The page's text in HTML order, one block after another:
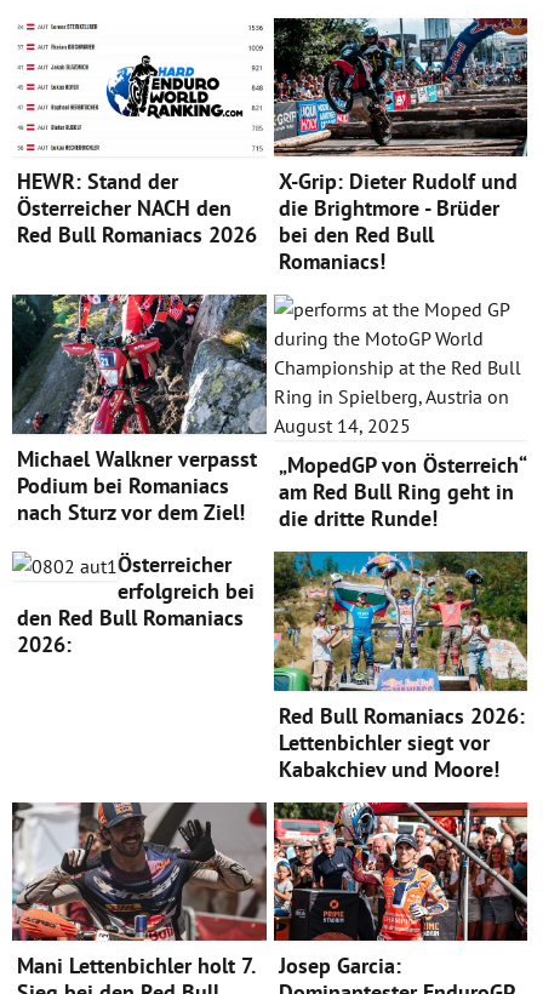
HEWR: Stand der
Österreicher NACH den
Red Bull Romaniacs 2026
X-Grip: Dieter Rudolf und
die Brightmore - Brüder
bei den Red Bull
Romaniacs!
Michael Walkner verpasst
Podium bei Romaniacs
nach Sturz vor dem Ziel!
„MopedGP von Österreich“
am Red Bull Ring geht in
die dritte Runde!
Österreicher
erfolgreich bei
den Red Bull Romaniacs
2026:
Red Bull Romaniacs 2026:
Lettenbichler siegt vor
Kabakchiev und Moore!
Mani Lettenbichler holt 7.
Josep Garcia: